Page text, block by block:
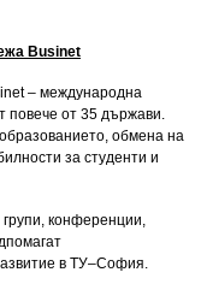
Businet
– международна
от 35 държави.
обмена на
за студенти и
конференции,
в ТУ–София.